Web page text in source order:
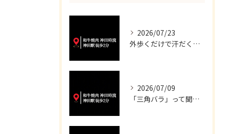
2026/07/23
外歩くだけで汗だくになる暑さですね💦
2026/07/09
「三角バラ」って聞くと脂っこいイメージが強いかもしれませんが...